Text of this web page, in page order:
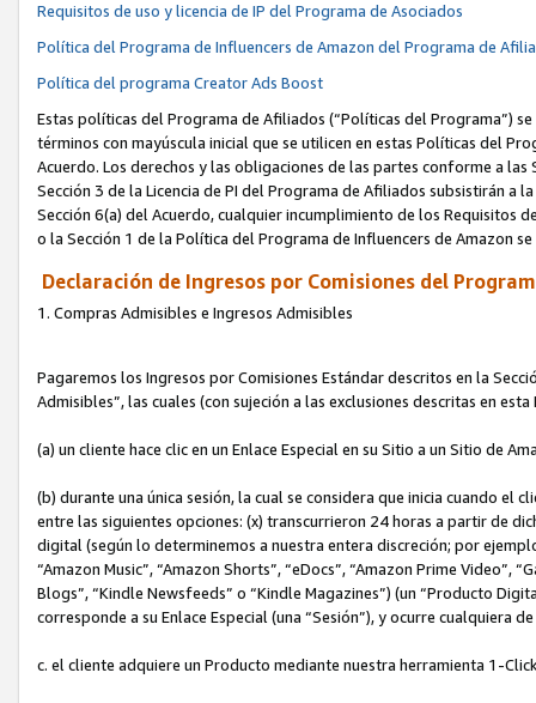
Requisitos de uso y licencia de IP del Programa de Asociados
Política del Programa de Influencers de Amazon del Programa de
Política del programa Creator Ads Boost
Estas políticas del Programa de Afiliados (“Políticas del Programa”)
términos con mayúscula inicial que se utilicen en estas Políticas del
Acuerdo. Los derechos y las obligaciones de las partes conforme a
Sección 3 de la Licencia de PI del Programa de Afiliados subsistirán
Sección 6(a) del Acuerdo, cualquier incumplimiento de los Requisitos
o la Sección 1 de la Política del Programa de Influencers de Amazon
Declaración de Ingresos por Comisiones del
1. Compras Admisibles e Ingresos Admisibles
Pagaremos los Ingresos por Comisiones Estándar descritos en la
Admisibles”, las cuales (con sujeción a las exclusiones descritas en
(a) un cliente hace clic en un Enlace Especial en su Sitio a un Sitio de
(b) durante una única sesión, la cual se considera que inicia cuando el
entre las siguientes opciones: (x) transcurrieron 24 horas a partir de
digital (según lo determinemos a nuestra entera discreción; por
“Amazon Music”, “Amazon Shorts”, “eDocs”, “Amazon Prime Video”,
Blogs”, “Kindle Newsfeeds” o “Kindle Magazines”) (un “Producto
corresponde a su Enlace Especial (una “Sesión”), y ocurre cualquiera
c. el cliente adquiere un Producto mediante nuestra herramienta 1-